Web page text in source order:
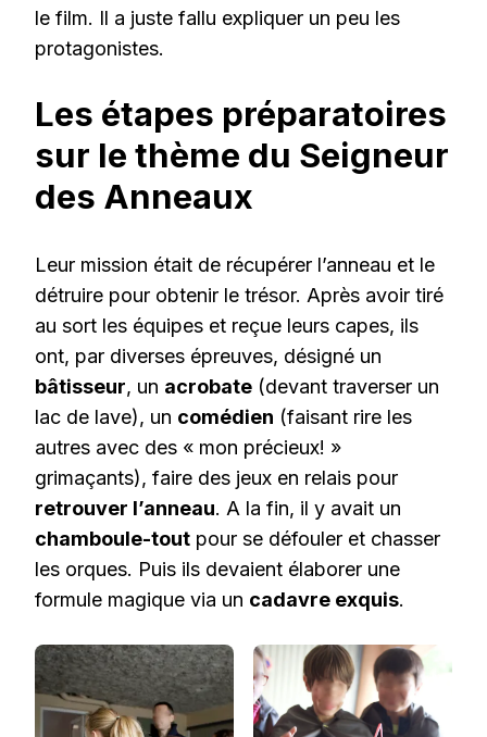
le film. Il a juste fallu expliquer un peu les
protagonistes.
Les étapes préparatoires
sur le thème du Seigneur
des Anneaux
Leur mission était de récupérer l’anneau et le
détruire pour obtenir le trésor. Après avoir tiré
au sort les équipes et reçue leurs capes, ils
ont, par diverses épreuves, désigné un
bâtisseur, un acrobate (devant traverser un
lac de lave), un comédien (faisant rire les
autres avec des « mon précieux! »
grimaçants), faire des jeux en relais pour
retrouver l’anneau. A la fin, il y avait un
chamboule-tout pour se défouler et chasser
les orques. Puis ils devaient élaborer une
formule magique via un cadavre exquis.